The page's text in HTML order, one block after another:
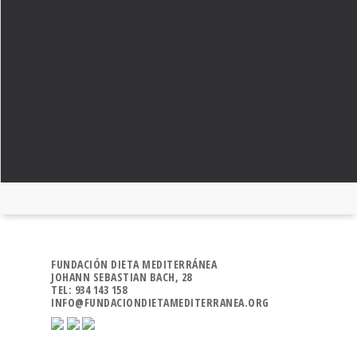
FUNDACIÓN DIETA MEDITERRÁNEA
JOHANN SEBASTIAN BACH, 28
TEL: 934 143 158
INFO@FUNDACIONDIETAMEDITERRANEA.ORG